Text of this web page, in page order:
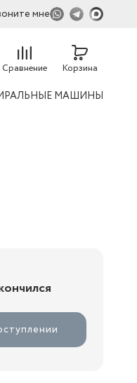
мне
Сравнение Корзина
МАШИНЫ